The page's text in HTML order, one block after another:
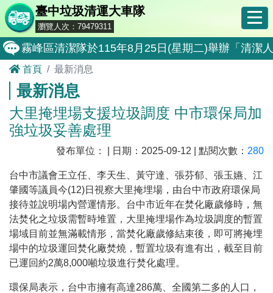
臺中垃圾清運大車隊
瀏覽人次：79479311
霧峰區清潔隊於115年8月25日(星期二)舉辦「清潔
大肚區清潔隊於115年8月25日(星期二)舉辦「清潔
北屯區清潔隊於115年8月11日(星期二)舉辦「清潔
外埔區清潔隊於115年8月18日(星期二)舉辦「清潔
石岡區清潔隊於115年8月18日(星期二)舉辦「清潔
全民監督公共工程施工品質, 請撥打通報專線0800-
防堵非洲豬瘟總動員，因應非洲豬瘟疫情，市民端
因應非洲豬瘟疫情，市民端廚餘收運排出方式不變
8月10日14:30至15:00防空演習行動網路降速演練
首頁 最新消息
最新消息
大里掩埋場支援垃圾調度 中市環保局加
強垃圾妥善處理
發布單位： | 日期：2025-09-12 | 點閱次數： 280
台中市議會王立任、李天生、黃守達、張芬郁、張玉嬿、江
肇國等議員今(12)日視察大里掩埋場，由台中市政府環保局
接待並說明場內營運情形。台中市近年在焚化廠歲修時，無
法焚化之垃圾需暫時堆置，大里掩埋場作為垃圾調度的暫置
場域目前並無滿載情形，當焚化廠歲修結束後，即可將掩埋
場中的垃圾運回焚化廠焚燒，暫置垃圾有進有出，截至目前
已運回約2萬8,000噸垃圾進行焚化處理。
環保局表示，台中市擁有高達286萬、全國第二多的人口，